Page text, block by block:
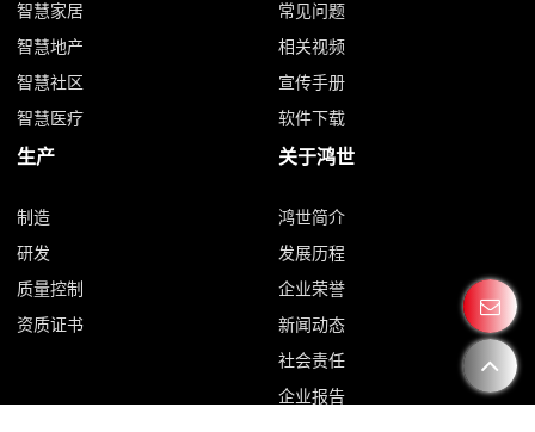
智慧家居
智慧地产
智慧社区
智慧医疗
常见问题
相关视频
宣传手册
软件下载
生产
制造
研发
质量控制
资质证书
关于鸿世
鸿世简介
发展历程
企业荣誉
新闻动态
社会责任
企业报告